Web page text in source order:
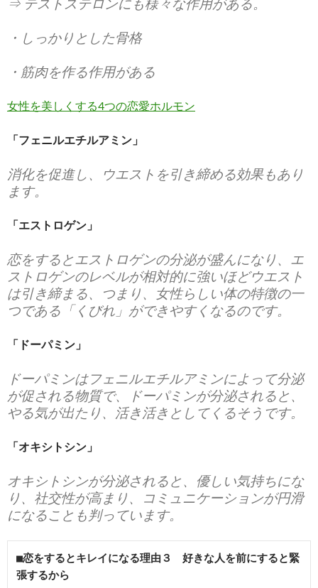
⇒ テストステロンにも様々な作用がある。
・しっかりとした骨格
・筋肉を作る作用がある
女性を美しくする4つの恋愛ホルモン
「フェニルエチルアミン」
消化を促進し、ウエストを引き締める効果もあり
ます。
「エストロゲン」
恋をするとエストロゲンの分泌が盛んになり、エ
ストロゲンのレベルが相対的に強いほどウエスト
は引き締まる、つまり、女性らしい体の特徴の一
つである「くびれ」ができやすくなるのです。
「ドーパミン」
ドーパミンはフェニルエチルアミンによって分泌
が促される物質で、ドーパミンが分泌されると、
やる気が出たり、活き活きとしてくるそうです。
「オキシトシン」
オキシトシンが分泌されると、優しい気持ちにな
り、社交性が高まり、コミュニケーションが円滑
になることも判っています。
■恋をするとキレイになる理由３　好きな人を前にすると緊
張するから